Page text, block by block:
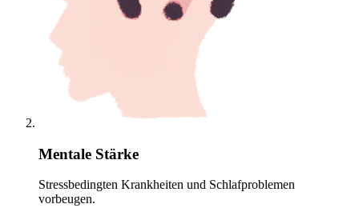
Mentale Stärke
Stressbedingten Krankheiten und Schlafproblemen
vorbeugen.